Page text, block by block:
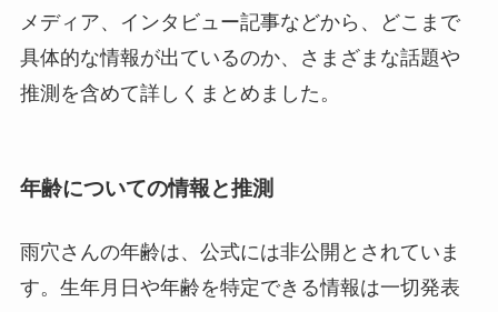
メディア、インタビュー記事などから、どこまで
具体的な情報が出ているのか、さまざまな話題や
推測を含めて詳しくまとめました。
年齢についての情報と推測
雨穴さんの年齢は、公式には非公開とされていま
す。生年月日や年齢を特定できる情報は一切発表